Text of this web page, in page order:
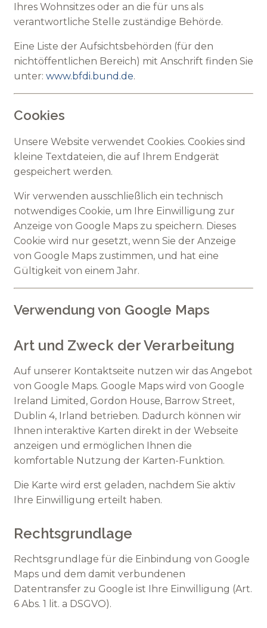
Ihres Wohnsitzes oder an die für uns als
verantwortliche Stelle zuständige Behörde.
Eine Liste der Aufsichtsbehörden (für den
nichtöffentlichen Bereich) mit Anschrift finden Sie
unter: www.bfdi.bund.de.
Cookies
Unsere Website verwendet Cookies. Cookies sind
kleine Textdateien, die auf Ihrem Endgerät
gespeichert werden.
Wir verwenden ausschließlich ein technisch
notwendiges Cookie, um Ihre Einwilligung zur
Anzeige von Google Maps zu speichern. Dieses
Cookie wird nur gesetzt, wenn Sie der Anzeige
von Google Maps zustimmen, und hat eine
Gültigkeit von einem Jahr.
Verwendung von Google Maps
Art und Zweck der Verarbeitung
Auf unserer Kontaktseite nutzen wir das Angebot
von Google Maps. Google Maps wird von Google
Ireland Limited, Gordon House, Barrow Street,
Dublin 4, Irland betrieben. Dadurch können wir
Ihnen interaktive Karten direkt in der Webseite
anzeigen und ermöglichen Ihnen die
komfortable Nutzung der Karten-Funktion.
Die Karte wird erst geladen, nachdem Sie aktiv
Ihre Einwilligung erteilt haben.
Rechtsgrundlage
Rechtsgrundlage für die Einbindung von Google
Maps und dem damit verbundenen
Datentransfer zu Google ist Ihre Einwilligung (Art.
6 Abs. 1 lit. a DSGVO).